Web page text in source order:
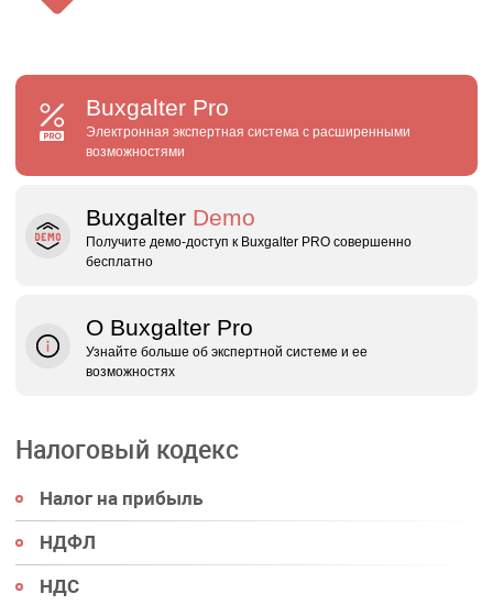
Buxgalter Pro
Электронная экспертная система с расширенными
возможностями
Buxgalter Demo
Получите демо‑доступ к Buxgalter PRO совершенно
бесплатно
О Buxgalter Pro
Узнайте больше об экспертной системе и ее
возможностях
Налоговый кодекс
Налог на прибыль
НДФЛ
НДС